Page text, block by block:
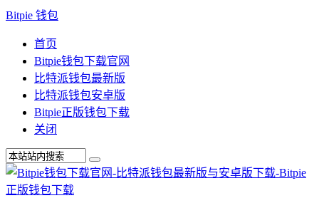
Bitpie 钱包
首页
Bitpie钱包下载官网
比特派钱包最新版
比特派钱包安卓版
Bitpie正版钱包下载
关闭